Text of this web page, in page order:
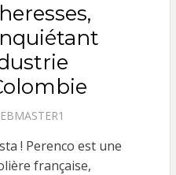
! Perenco est une
française,